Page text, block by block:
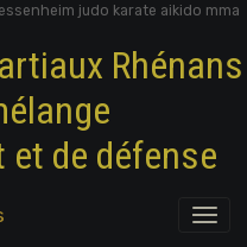
judo karate aikido mma
Rhénans
de défense